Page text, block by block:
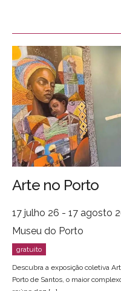
Arte no Porto
17 julho 26 - 17 agosto
Museu do Porto
Descubra a exposição coletiva
Porto de Santos, o maior